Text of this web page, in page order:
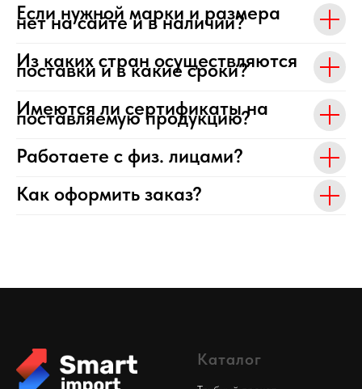
Если нужной марки и размера
нет на сайте и в наличии?
Из каких стран осуществляются
поставки и в какие сроки?
Имеются ли сертификаты на
поставляемую продукцию?
Работаете с физ. лицами?
Как оформить заказ?
Каталог